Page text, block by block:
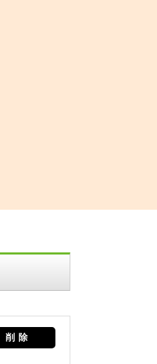
削除